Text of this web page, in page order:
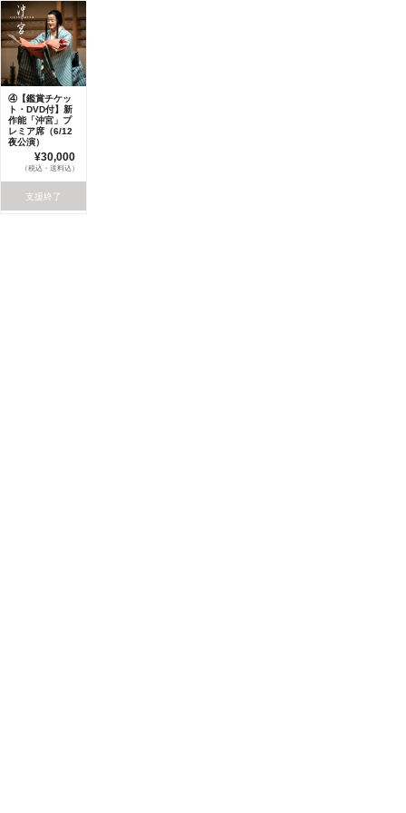
④【鑑賞チケッ
ト・DVD付】新
作能「沖宮」プ
レミア席（6/12
夜公演）
¥30,000
（税込・送料込）
支援終了